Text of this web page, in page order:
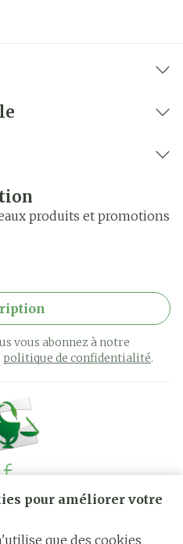
pour améliorer votre
que des cookies
produits et promotions
vous abonnez à notre
politique de confidentialité.